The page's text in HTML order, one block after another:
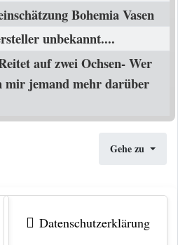
Bohemia Vasen
unbekannt....
auf zwei Ochsen- Wer
mir jemand mehr darüber
Gehe zu
Datenschutzerklärung